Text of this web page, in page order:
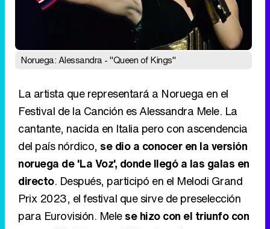
La artista que representará a Noruega en el
Festival de la Canción es Alessandra Mele. La
cantante, nacida en Italia pero con ascendencia
del país nórdico,se dio a conocer en la versión
directo. Después, participó en el Melodi Grand
Prix 2023, el festival que sirve de preselección
para Eurovisión. Melese hizo con el triunfo con
su canción "Queen of Kings", un tema que, en
sus propias palabras, "muestra el poder de la
mujer, pero también el poder de la gente y habla
sobre lo importante que es sentirse uno mismo".
Con este tema, que mezcla partes más líricas